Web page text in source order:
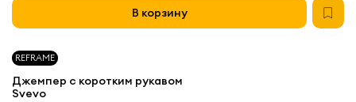
REFRAME
Джемпер с коротким рукавом
Svevo
В корзину